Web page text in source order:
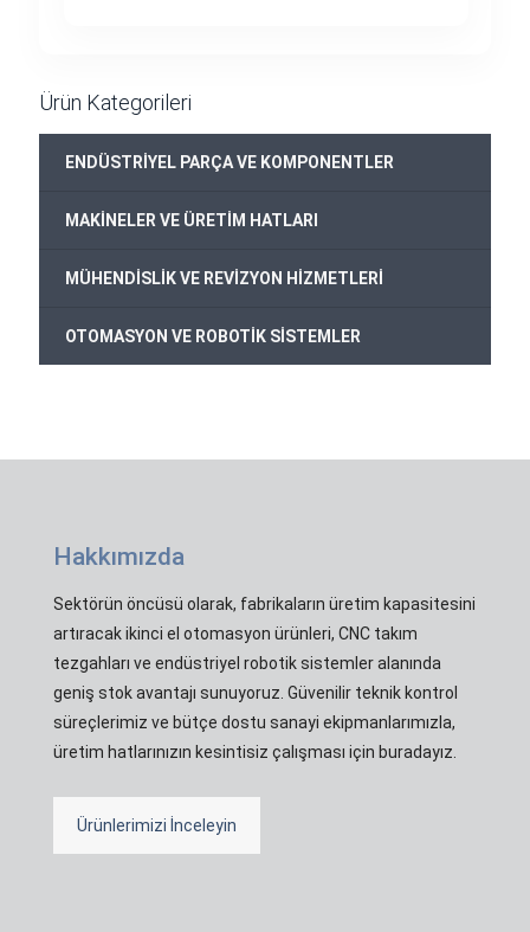
Ürün Kategorileri
ENDÜSTRİYEL PARÇA VE KOMPONENTLER
MAKİNELER VE ÜRETİM HATLARI
MÜHENDİSLİK VE REVİZYON HİZMETLERİ
OTOMASYON VE ROBOTİK SİSTEMLER
Hakkımızda
Sektörün öncüsü olarak, fabrikaların üretim kapasitesini
artıracak ikinci el otomasyon ürünleri, CNC takım
tezgahları ve endüstriyel robotik sistemler alanında
geniş stok avantajı sunuyoruz. Güvenilir teknik kontrol
süreçlerimiz ve bütçe dostu sanayi ekipmanlarımızla,
üretim hatlarınızın kesintisiz çalışması için buradayız.
Ürünlerimizi İnceleyin